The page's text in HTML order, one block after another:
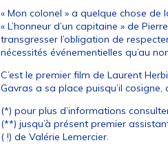
« Mon colonel » a quelque chose
« L’honneur d’un capitaine » de
transgresser l’obligation de
nécessités événementielles qu’au
C’est le premier film de Laurent
Gavras a sa place puisqu’il
(*) pour plus d’informations
(**) jusqu’à présent premier
( !) de Valérie Lemercier.